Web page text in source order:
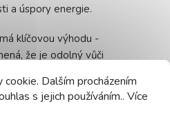
Dalším procházením
s jejich používáním.. Více
a úspory energie.
klíčovou výhodu -
že je odolný vůči
nebo na jiných místech,
osvětlení.